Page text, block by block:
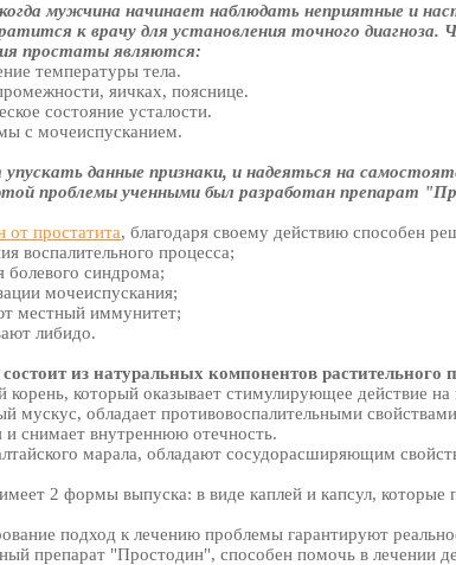
мужчина начинает наблюдать неприятные и
к врачу для установления точного диагноза.
простаты являются:
температуры тела.
яичках, пояснице.
состояние усталости.
с мочеиспусканием.
данные признаки, и надеяться на
проблемы ученными был разработан препарат
от простатита, благодаря своему действию способен
воспалительного процесса;
болевого синдрома;
мочеиспускания;
местный иммунитет;
либидо.
из натуральных компонентов растительного
корень, который оказывает стимулирующее действие
мускус, обладает противовоспалительными
снимает внутреннюю отечность.
марала, обладают сосудорасширяющим
2 формы выпуска: в виде каплей и капсул, которые
подход к лечению проблемы гарантируют
препарат "Простодин", способен помочь в лечении